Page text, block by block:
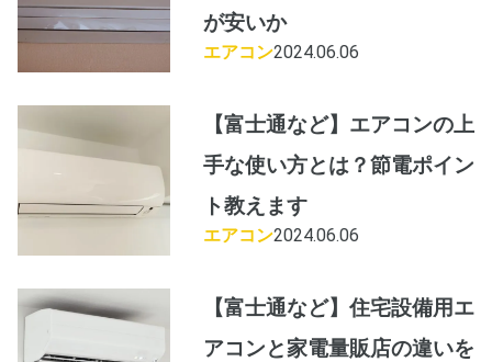
が安いか
エアコン2024.06.06
【富士通など】エアコンの上
手な使い方とは？節電ポイン
ト教えます
エアコン2024.06.06
【富士通など】住宅設備用エ
アコンと家電量販店の違いを